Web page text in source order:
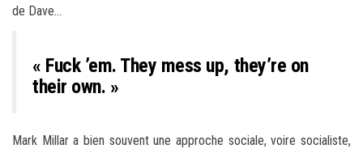
de Dave…
« Fuck ’em. They mess up, they’re on
their own. »
Mark Millar a bien souvent une approche sociale, voire socialiste,